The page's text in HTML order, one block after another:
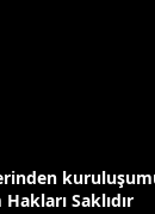
Saklıdır